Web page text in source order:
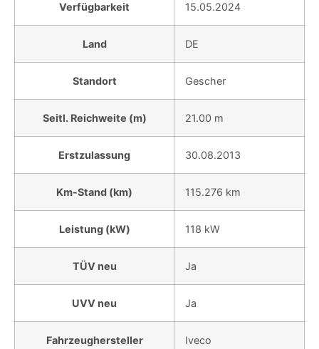
Verfügbarkeit 15.05.2024
Land DE
Standort Gescher
Seitl. Reichweite (m) 21.00 m
Erstzulassung 30.08.2013
Km-Stand (km) 115.276 km
Leistung (kW) 118 kW
TÜV neu Ja
UVV neu Ja
Fahrzeughersteller Iveco